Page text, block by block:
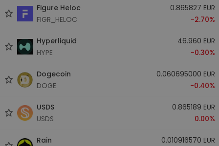
Figure Heloc
FIGR_HELOC
0.865827 EUR
-2.70%
Hyperliquid
HYPE
46.960 EUR
-0.30%
Dogecoin
DOGE
0.060695000 EUR
-0.40%
USDS
USDS
0.865189 EUR
0.00%
Rain
0.010916570 EUR